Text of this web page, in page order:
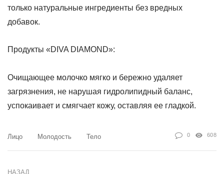
только натуральные ингредиенты без вредных
добавок.
Продукты «DIVA DIAMOND»:
Очищающее молочко мягко и бережно удаляет
загрязнения, не нарушая гидролипидный баланс,
успокаивает и смягчает кожу, оставляя ее гладкой.
Лицо Молодость Тело 0 608
НАЗАД